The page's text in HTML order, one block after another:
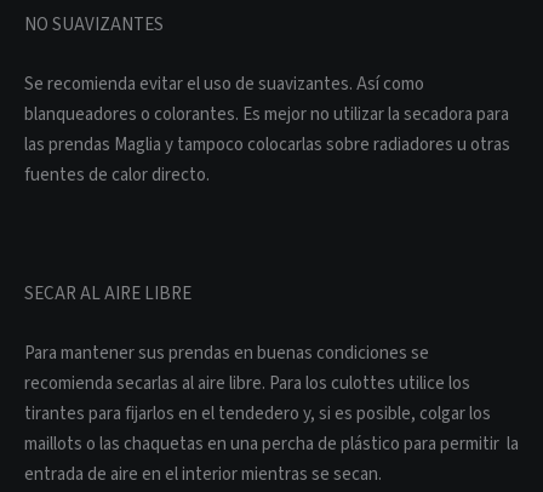
NO SUAVIZANTES
Se recomienda evitar el uso de suavizantes. Así como
blanqueadores o colorantes. Es mejor no utilizar la secadora para
las prendas Maglia y tampoco colocarlas sobre radiadores u otras
fuentes de calor directo.
SECAR AL AIRE LIBRE
Para mantener sus prendas en buenas condiciones se
recomienda secarlas al aire libre. Para los culottes utilice los
tirantes para fijarlos en el tendedero y, si es posible, colgar los
maillots o las chaquetas en una percha de plástico para permitir la
entrada de aire en el interior mientras se secan.